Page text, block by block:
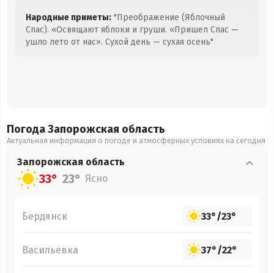
Народные приметы: "Преображение (Яблочный
Спас). «Освящают яблоки и груши. «Пришел Спас —
ушло лето от нас». Сухой день — сухая осень"
Погода Запорожская область
Актуальная информация о погоде и атмосферных условиях на сегодня
Запорожская область
33° 23° Ясно
Бердянск 33°/23°
Васильевка 37°/22°